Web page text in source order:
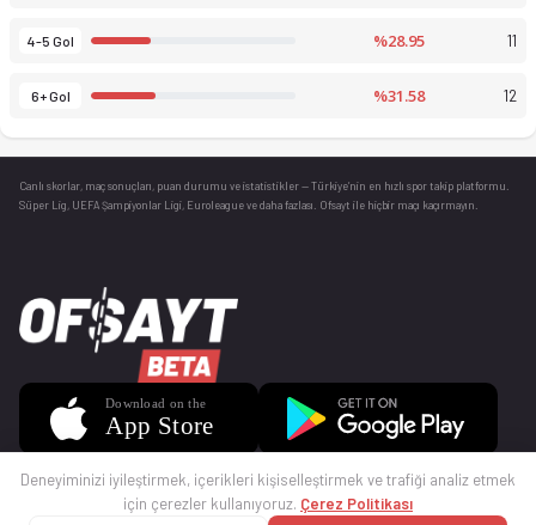
4-5 Gol %28.95 11
6+ Gol %31.58 12
Canlı skorlar , maç sonuçları, puan durumu ve istatistikler — Türkiye’nin en hızlı spor takip platformu.
Süper Lig, UEFA Şampiyonlar Ligi, Euroleague ve daha fazlası. Ofsayt ile hiçbir maçı kaçırmayın.
Deneyiminizi iyileştirmek, içerikleri kişiselleştirmek ve trafiği analiz etmek
için çerezler kullanıyoruz. Çerez Politikası